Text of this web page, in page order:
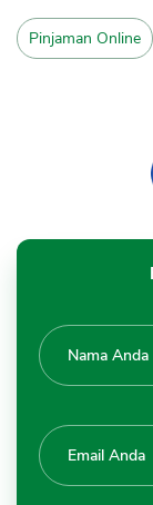
Pinjaman Online